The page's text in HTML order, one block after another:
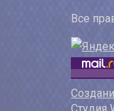
Все